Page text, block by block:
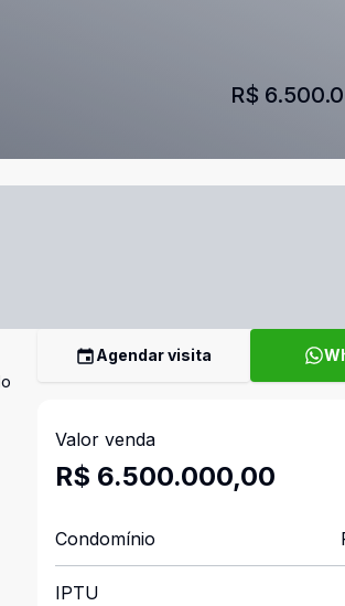
R$
Agendar visita
Valor venda
R$ 6.500.000,00
Condomínio
IPTU